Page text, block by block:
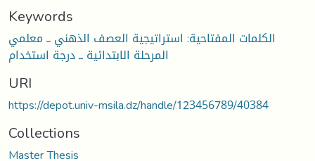
Keywords
الكلمات المفتاحية: استراتيجية العصف الذهني ــ معلمي
المرحلة الابتدائية ــ درجة استخدام
URI
https://depot.univ-msila.dz/handle/123456789/40384
Collections
Master Thesis